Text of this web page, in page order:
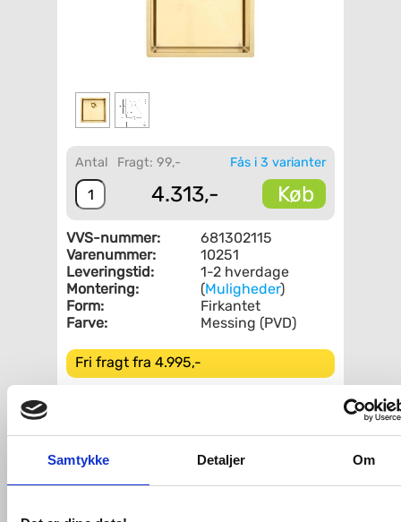
Samtykke Detaljer Om
Fås i 3 varianter
Antal Fragt: 99,-
4.313,- Køb
VVS-nummer:
681302115
Varenummer:
10251
Leveringstid:
1-2 hverdage
Montering:
(Muligheder)
Form:
Firkantet
Farve:
Messing (PVD)
Fri fragt fra 4.995,-
Køkkenvask, uden hanehul, i moderne
firkantet design. De indvendige runde
hjørner følger vaskens yderkant, hvilket